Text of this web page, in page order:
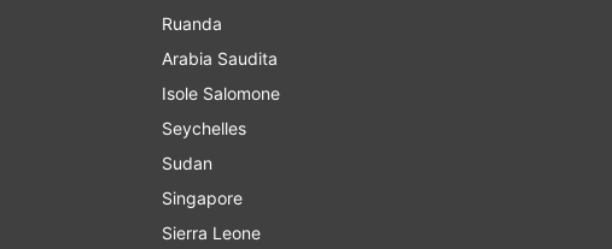
Ruanda
Arabia Saudita
Isole Salomone
Seychelles
Sudan
Singapore
Sierra Leone